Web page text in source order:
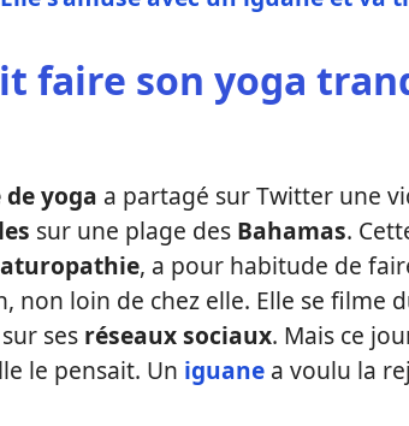
faire son yoga
yoga a partagé sur Twitter une
sur une plage des Bahamas.
, a pour habitude de
non loin de chez elle. Elle se filme
ses réseaux sociaux. Mais ce
le pensait. Un iguane a voulu la